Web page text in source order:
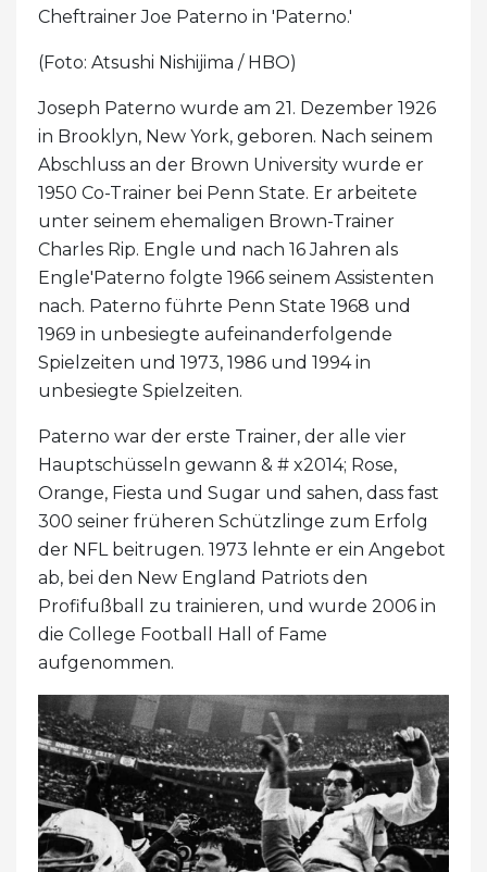
Cheftrainer Joe Paterno in 'Paterno.'
(Foto: Atsushi Nishijima / HBO)
Joseph Paterno wurde am 21. Dezember 1926
in Brooklyn, New York, geboren. Nach seinem
Abschluss an der Brown University wurde er
1950 Co-Trainer bei Penn State. Er arbeitete
unter seinem ehemaligen Brown-Trainer
Charles Rip. Engle und nach 16 Jahren als
Engle'Paterno folgte 1966 seinem Assistenten
nach. Paterno führte Penn State 1968 und
1969 in unbesiegte aufeinanderfolgende
Spielzeiten und 1973, 1986 und 1994 in
unbesiegte Spielzeiten.
Paterno war der erste Trainer, der alle vier
Hauptschüsseln gewann & # x2014; Rose,
Orange, Fiesta und Sugar und sahen, dass fast
300 seiner früheren Schützlinge zum Erfolg
der NFL beitrugen. 1973 lehnte er ein Angebot
ab, bei den New England Patriots den
Profifußball zu trainieren, und wurde 2006 in
die College Football Hall of Fame
aufgenommen.